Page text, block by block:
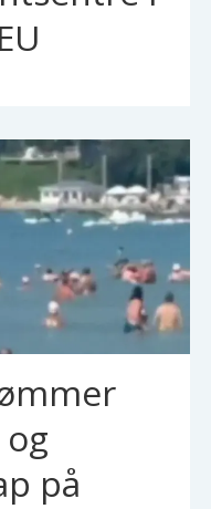
på